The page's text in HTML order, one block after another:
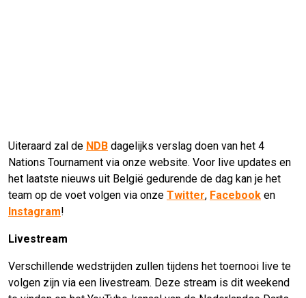
Uiteraard zal de NDB dagelijks verslag doen van het 4
Nations Tournament via onze website. Voor live updates en
het laatste nieuws uit België gedurende de dag kan je het
team op de voet volgen via onze Twitter, Facebook en
Instagram!
Livestream
Verschillende wedstrijden zullen tijdens het toernooi live te
volgen zijn via een livestream. Deze stream is dit weekend